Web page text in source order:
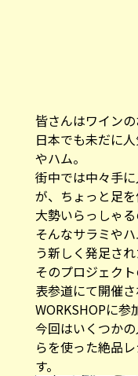
皆さんはワイン
日本でも未だに
やハム。
街中では中々手
が、ちょっと足
大勢いらっしゃ
そんなサラミや
う新しく発足さ
そのプロジェク
表参道にて開催
WORKSHOPに参
今回はいくつか
らを使った絶品
す。